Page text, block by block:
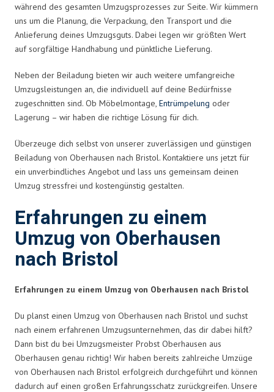
während des gesamten Umzugsprozesses zur Seite. Wir kümmern
uns um die Planung, die Verpackung, den Transport und die
Anlieferung deines Umzugsguts. Dabei legen wir größten Wert
auf sorgfältige Handhabung und pünktliche Lieferung.
Neben der Beiladung bieten wir auch weitere umfangreiche
Umzugsleistungen an, die individuell auf deine Bedürfnisse
zugeschnitten sind. Ob Möbelmontage, Entrümpelung oder
Lagerung – wir haben die richtige Lösung für dich.
Überzeuge dich selbst von unserer zuverlässigen und günstigen
Beiladung von Oberhausen nach Bristol. Kontaktiere uns jetzt für
ein unverbindliches Angebot und lass uns gemeinsam deinen
Umzug stressfrei und kostengünstig gestalten.
Erfahrungen zu einem
Umzug von Oberhausen
nach Bristol
Erfahrungen zu einem Umzug von Oberhausen nach Bristol
Du planst einen Umzug von Oberhausen nach Bristol und suchst
nach einem erfahrenen Umzugsunternehmen, das dir dabei hilft?
Dann bist du bei Umzugsmeister Probst Oberhausen aus
Oberhausen genau richtig! Wir haben bereits zahlreiche Umzüge
von Oberhausen nach Bristol erfolgreich durchgeführt und können
dadurch auf einen großen Erfahrungsschatz zurückgreifen. Unsere